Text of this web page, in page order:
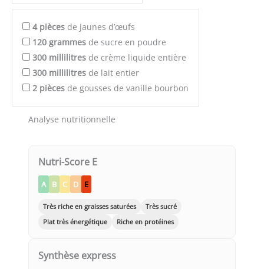
4 pièces de jaunes d’œufs
120 grammes de sucre en poudre
300 millilitres de crème liquide entière
300 millilitres de lait entier
2 pièces de gousses de vanille bourbon
Analyse nutritionnelle
Nutri-Score E
A B C D E
Très riche en graisses saturées
Très sucré
Plat très énergétique
Riche en protéines
Synthèse express